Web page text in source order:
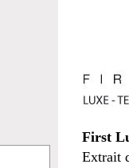
First
Extrait